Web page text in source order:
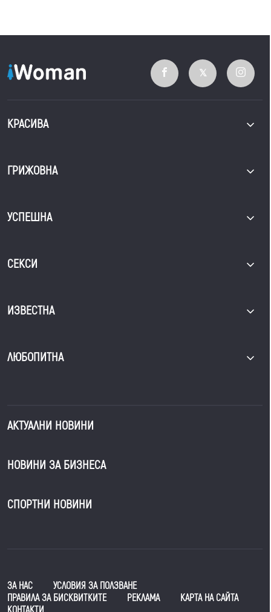
КРАСИВА
ГРИЖОВНА
УСПЕШНА
СЕКСИ
ИЗВЕСТНА
ЛЮБОПИТНА
АКТУАЛНИ НОВИНИ
НОВИНИ ЗА БИЗНЕСА
СПОРТНИ НОВИНИ
ЗА НАС
УСЛОВИЯ ЗА ПОЛЗВАНЕ
ПРАВИЛА ЗА БИСКВИТКИТЕ
РЕКЛАМА
КАРТА НА САЙТА